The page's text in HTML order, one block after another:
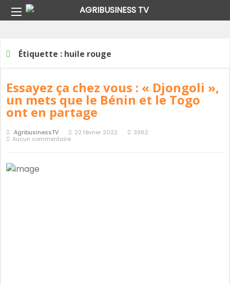
Étiquette :huile rouge
Étiquette : huile rouge
Essayez ça chez vous : « Djongoli »,
un mets que le Bénin et le Togo
ont en partage
AgribusinessTV 22 février 2022
3962
Aucun commentaire